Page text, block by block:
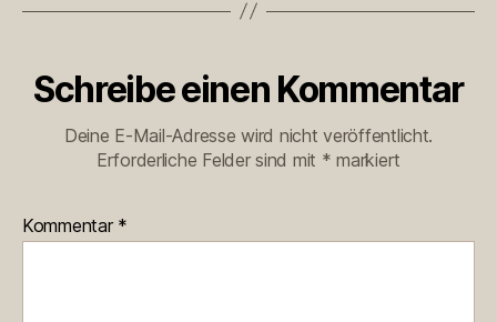
Schreibe einen Kommentar
Deine E-Mail-Adresse wird nicht veröffentlicht.
Erforderliche Felder sind mit * markiert
Kommentar *